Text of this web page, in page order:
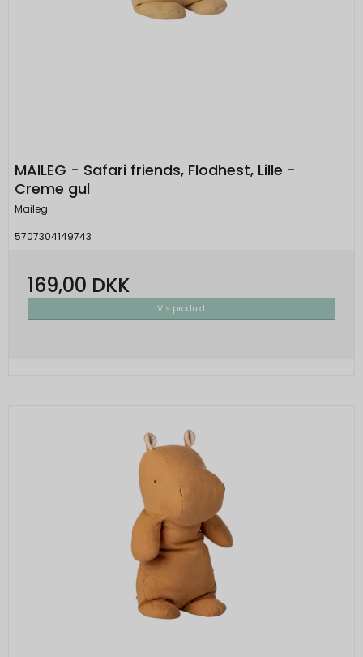
MAILEG - Safari friends, Flodhest, Lille -
Creme gul
Maileg
5707304149743
169,00 DKK
Vis produkt